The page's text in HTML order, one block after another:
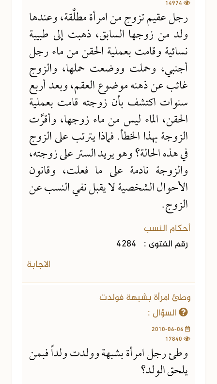
رجل عقيم تزوج من امرأة مطلَّقة، وعندها
ولد من زوجها السابق، ذهبت إلى طبيبة
نسائية وقامت بعملية الحقن من ماء رجل
أجنبي، وحملت ووضعت حملها، والزوج
غائب عن ذهنه موضوع العقم، وبعد أربع
سنوات اكتشف بأن زوجته قامت بعملية
الحقن، الماء ليس من ماء زوجها، وأقرَّت
الزوجة بهذا الخطأ. فماذا يترتب على الزوج
في هذه الحالة؟ وهو يريد الستر على زوجته،
والزوجة نادمة على ما فعلت، وقانون
الأحوال الشخصية لا يقبل نفي النسب عن
الزوج.
أحكام النسب
رقم الفتوى : 4284
الاجابة
وطئ امرأة بشبهة فولدت
السؤال :
وطئ رجل امرأة بشبهة وولدت ولداً فبمن
يلحق الولد؟